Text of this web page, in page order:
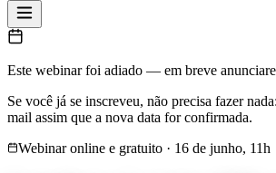
Este webinar foi adiado — em breve
Se você já se inscreveu, não precisa fazer
mail assim que a nova data for confirmada.
Webinar online e gratuito · 16 de junho, 11h